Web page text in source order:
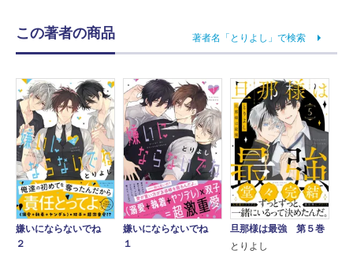
この著者の商品 著者名「とりよし」で検索
嫌いにならないでね
２
嫌いにならないでね
１
旦那様は最強 第５巻
とりよし